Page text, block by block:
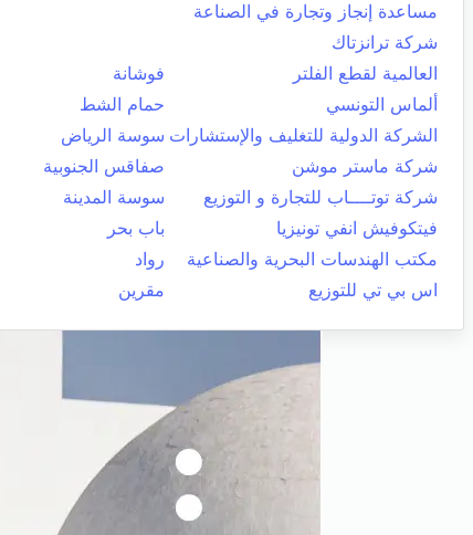
مساعدة إنجاز وتجارة في الصناعة
شركة ترانزتاك
العالمية لقطع الفلتر
فوشانة
ألماس التونسي
حمام الشط
الشركة الدولية للتغليف والإستشارات سوسة الرياض
شركة ماستر موشن
صفاقس الجنوبية
شركة توتــــاب للتجارة و التوزيع
سوسة المدينة
فيتكوفيش انفي تونيزيا
باب بحر
مكتب الهندسات البحرية والصناعية
رواد
اس بي تي للتوزيع
مقرين